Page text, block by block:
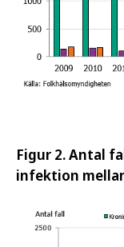
Figur 2. Antal
infektion